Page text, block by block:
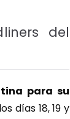
del
para su
días 18, 19 y